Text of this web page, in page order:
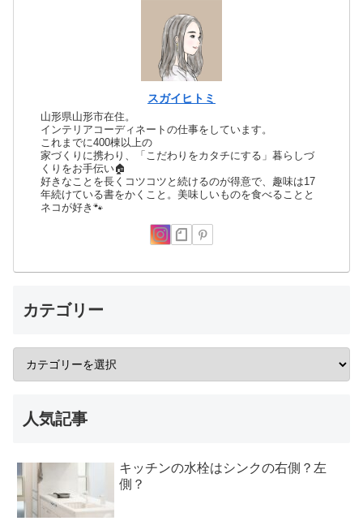
スガイヒトミ
山形県山形市在住。
インテリアコーディネートの仕事をしています。
これまでに400棟以上の
家づくりに携わり、「こだわりをカタチにする」暮らしづ
くりをお手伝い🏠
好きなことを長くコツコツと続けるのが得意で、趣味は17
年続けている書をかくこと。美味しいものを食べることと
ネコが好き🐾
カテゴリー
人気記事
キッチンの水栓はシンクの右側？左
側？